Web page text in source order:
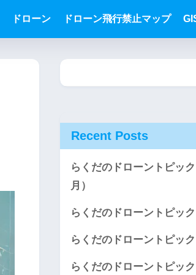
ドローン ドローン飛行禁止マップ
Recent Posts
らくだのドローントピッ
月）
らくだのドローントピック
らくだのドローントピック
らくだのドローントピック